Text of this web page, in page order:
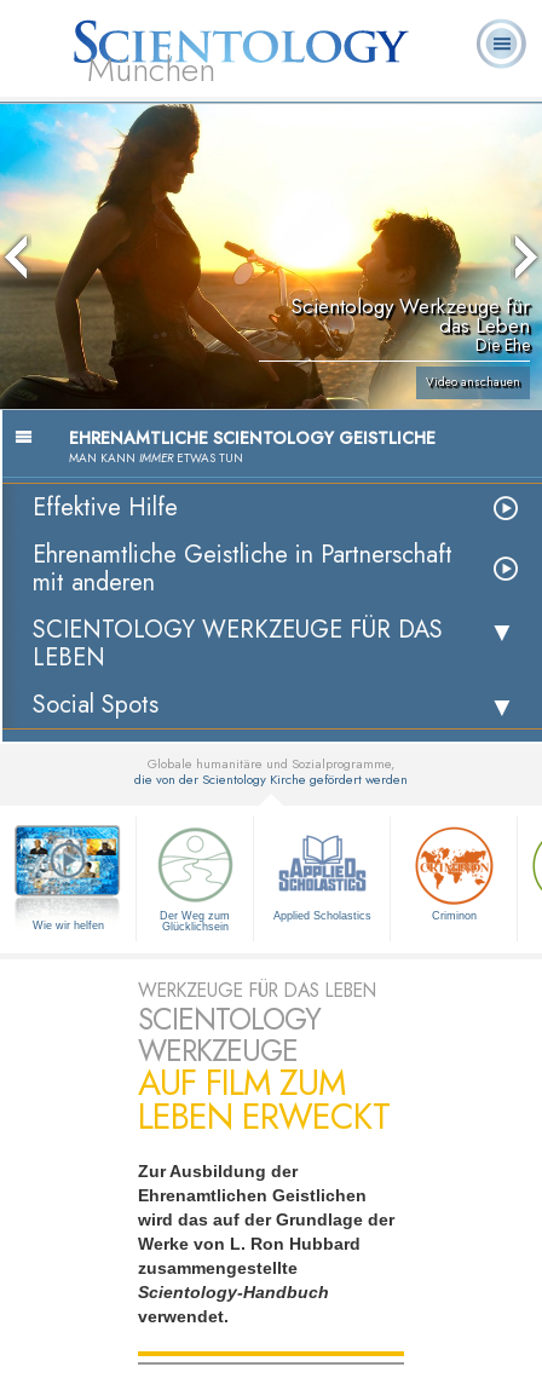
München
L. Ron
Hubbard
Was ist
Scientology?
Scientology Werkzeuge für
das Leben
Die Ehe
Video anschauen
EHRENAMTLICHE SCIENTOLOGY GEISTLICHE
MAN KANN IMMERETWAS TUN
Effektive Hilfe
Ehrenamtliche Geistliche in Partnerschaft
mit anderen
SCIENTOLOGY WERKZEUGE FÜR DAS
LEBEN
Social Spots
Globale humanitäre und Sozialprogramme,
die von der Scientology Kirche gefördert werden
Wie wir helfen
Der Weg zum
Glücklichsein
Applied Scholastics Criminon
WERKZEUGE FÜR DAS LEBEN
SCIENTOLOGY
WERKZEUGE
AUF FILM ZUM
LEBEN ERWECKT
Zur Ausbildung der
Ehrenamtlichen Geistlichen
wird das auf der Grundlage der
Werke von L. Ron Hubbard
zusammengestellte
Scientology-Handbuch
verwendet.